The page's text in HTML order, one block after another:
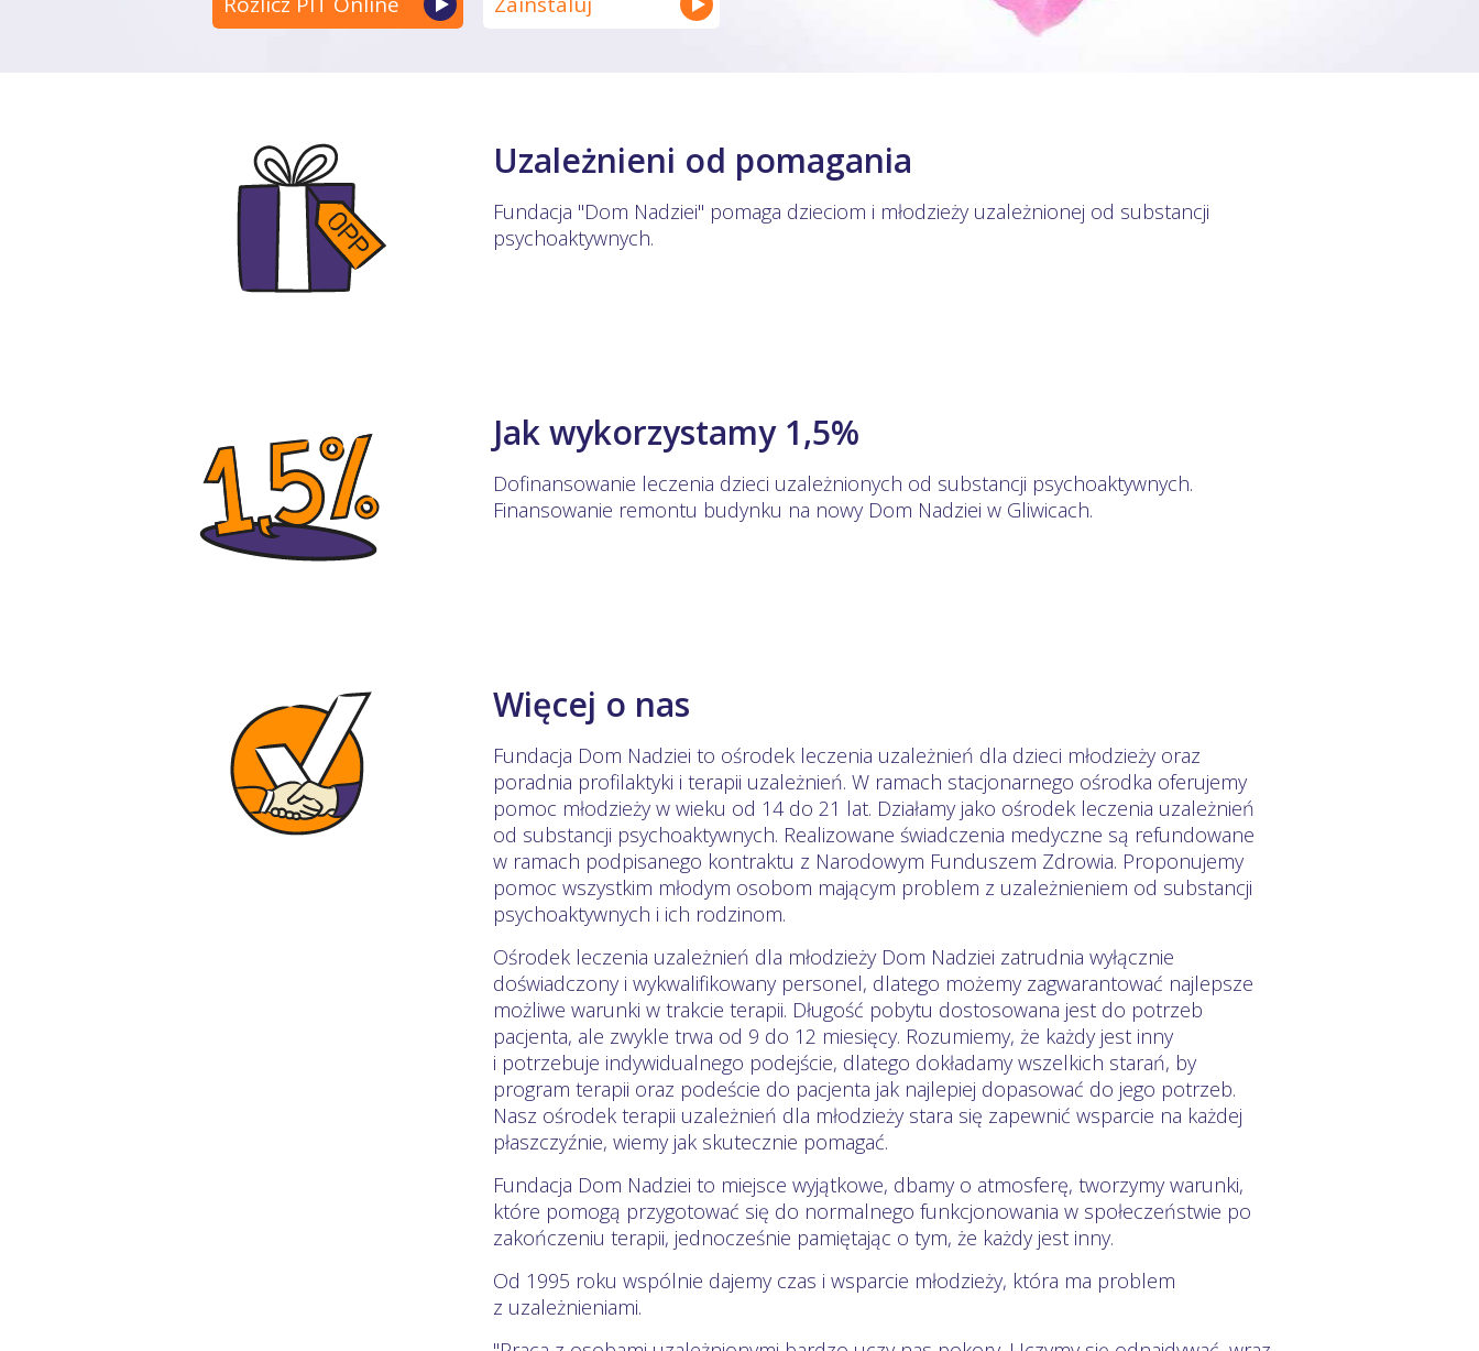
Uzależnieni od pomagania
Fundacja "Dom Nadziei" pomaga dzieciom i młodzieży uzależnionej od substancji
psychoaktywnych.
Jak wykorzystamy 1,5%
Dofinansowanie leczenia dzieci uzależnionych od substancji psychoaktywnych.
Finansowanie remontu budynku na nowy Dom Nadziei w Gliwicach.
Więcej o nas
Fundacja Dom Nadziei to ośrodek leczenia uzależnień dla dzieci młodzieży oraz
poradnia profilaktyki i terapii uzależnień. W ramach stacjonarnego ośrodka oferujemy
pomoc młodzieży w wieku od 14 do 21 lat. Działamy jako ośrodek leczenia uzależnień
od substancji psychoaktywnych. Realizowane świadczenia medyczne są refundowane
w ramach podpisanego kontraktu z Narodowym Funduszem Zdrowia. Proponujemy
pomoc wszystkim młodym osobom mającym problem z uzależnieniem od substancji
psychoaktywnych i ich rodzinom.
Ośrodek leczenia uzależnień dla młodzieży Dom Nadziei zatrudnia wyłącznie
doświadczony i wykwalifikowany personel, dlatego możemy zagwarantować najlepsze
możliwe warunki w trakcie terapii. Długość pobytu dostosowana jest do potrzeb
pacjenta, ale zwykle trwa od 9 do 12 miesięcy. Rozumiemy, że każdy jest inny
i potrzebuje indywidualnego podejście, dlatego dokładamy wszelkich starań, by
program terapii oraz podeście do pacjenta jak najlepiej dopasować do jego potrzeb.
Nasz ośrodek terapii uzależnień dla młodzieży stara się zapewnić wsparcie na każdej
płaszczyźnie, wiemy jak skutecznie pomagać.
Fundacja Dom Nadziei to miejsce wyjątkowe, dbamy o atmosferę, tworzymy warunki,
które pomogą przygotować się do normalnego funkcjonowania w społeczeństwie po
zakończeniu terapii, jednocześnie pamiętając o tym, że każdy jest inny.
Od 1995 roku wspólnie dajemy czas i wsparcie młodzieży, która ma problem
z uzależnieniami.